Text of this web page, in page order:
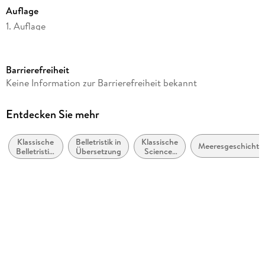
Auflage
1. Auflage
Dateigröße
Reihe
Autor/Autorin
Jules Verne
Barrierefreiheit
Keine Information zur Barrierefreiheit bekannt
Entdecken Sie mehr
Klassische
Belletristik:
allgemein
Belletristik in
Übersetzung
Klassische
Science-
Fiction-